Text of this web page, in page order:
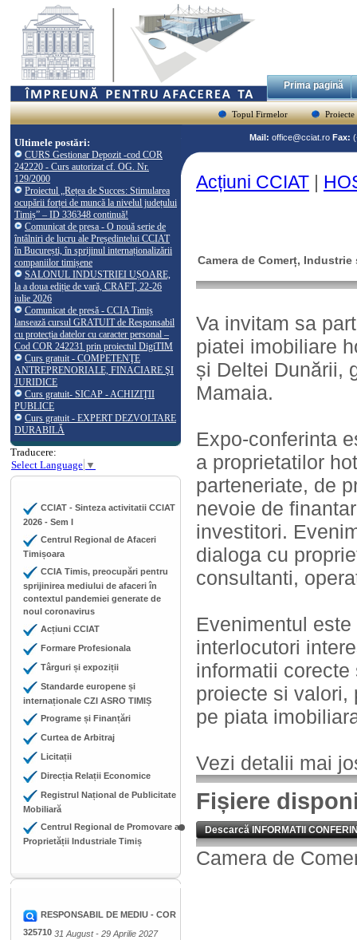
Prima pagină
Topul Firmelor Proiecte
Ultimele postări:
CURS Gestionar Depozit -cod COR
242220 - Curs autorizat cf. OG. Nr.
129/2000
Proiectul „Rețea de Succes: Stimularea
ocupării forței de muncă la nivelul județului
Timiș” – ID 336348 continuă!
Comunicat de presa - O nouă serie de
întâlniri de lucru ale Președintelui CCIAT
în București, în sprijinul internaționalizării
companiilor timișene
SALONUL INDUSTRIEI UȘOARE,
la a doua ediție de vară, CRAFT, 22-26
iulie 2026
Comunicat de presă - CCIA Timiș
lansează cursul GRATUIT de Responsabil
cu protecția datelor cu caracter personal –
Cod COR 242231 prin proiectul DigiTIM
Curs gratuit - COMPETENŢE
ANTREPRENORIALE, FINACIARE ŞI
JURIDICE
Curs gratuit- SICAP - ACHIZIŢII
PUBLICE
Curs gratuit - EXPERT DEZVOLTARE
DURABILĂ
Traducere:
Select Language ▼
CCIAT - Sinteza activitatii CCIAT
2026 - Sem I
Centrul Regional de Afaceri
Timișoara
CCIA Timis, preocupări pentru
sprijinirea mediului de afaceri în
contextul pandemiei generate de
noul coronavirus
Acțiuni CCIAT
Formare Profesionala
Târguri și expoziții
Standarde europene și
internaționale CZI ASRO TIMIȘ
Programe și Finanțări
Curtea de Arbitraj
Licitații
Direcția Relații Economice
Registrul Național de Publicitate
Mobiliară
Centrul Regional de Promovare a
Proprietății Industriale Timiș
RESPONSABIL DE MEDIU - COR
325710 31 August - 29 Aprilie 2027
Mail: office@cciat.ro Fax:
Acțiuni CCIAT |
Camera de Comerț,
Va invitam sa
piatei imobiliare
și Deltei Dunării,
Mamaia.
Expo-conferinta
a proprietatilor
parteneriate, de
nevoie de
investitori.
dialoga cu
consultanti,
Evenimentul
interlocutori
informatii
proiecte si valori,
pe piata
Vezi detalii mai
Fișiere
Descarcă INFORMATII
Camera de